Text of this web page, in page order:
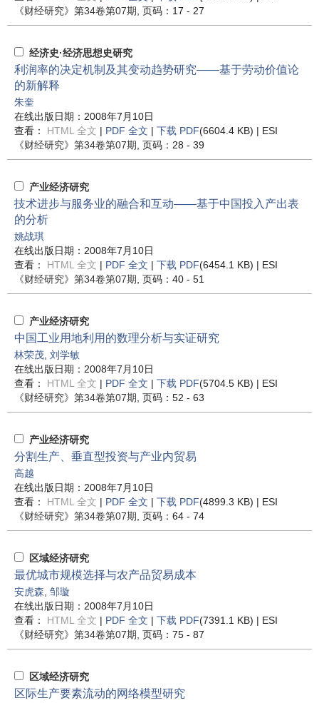
《财经研究》 第34卷第07期 , 页码：17 - 27
经济史·经济思想史研究
利润率的决定机制及其变动趋势研究——基于劳动价值论
的新解释
朱奎
在线出版日期：2008年7月10日
查看： HTML 全文 | PDF 全文 | 下载 PDF(6604.4 KB) | ESI
《财经研究》 第34卷第07期 , 页码：28 - 39
产业经济研究
技术进步与服务业的融合和互动——基于中国投入产出表
的分析
姚战琪
在线出版日期：2008年7月10日
查看： HTML 全文 | PDF 全文 | 下载 PDF(6454.1 KB) | ESI
《财经研究》 第34卷第07期 , 页码：40 - 51
产业经济研究
中国工业用地利用的数理分析与实证研究
林荣茂 刘学敏
在线出版日期：2008年7月10日
查看： HTML 全文 | PDF 全文 | 下载 PDF(5704.5 KB) | ESI
《财经研究》 第34卷第07期 , 页码：52 - 63
产业经济研究
分割生产、垂直型投资与产业内贸易
高越
在线出版日期：2008年7月10日
查看： HTML 全文 | PDF 全文 | 下载 PDF(4899.3 KB) | ESI
《财经研究》 第34卷第07期 , 页码：64 - 74
区域经济研究
最优城市规模选择与农产品贸易成本
安虎森 邹璇
在线出版日期：2008年7月10日
查看： HTML 全文 | PDF 全文 | 下载 PDF(7391.1 KB) | ESI
《财经研究》 第34卷第07期 , 页码：75 - 87
区域经济研究
区际生产要素流动的网络模型研究